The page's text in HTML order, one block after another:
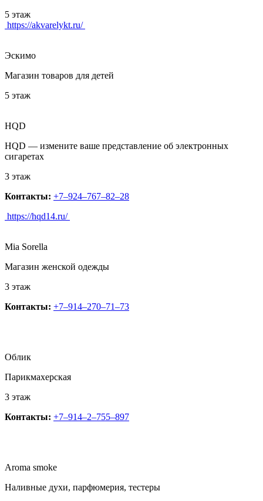
5 этаж
https://akvarelykt.ru/
Эскимо
Магазин товаров для детей
5 этаж
HQD
HQD — измените ваше представление об электронных
сигаретах
3 этаж
Контакты: +7‒924‒767‒82‒28
https://hqd14.ru/
Mia Sorella
Магазин женской одежды
3 этаж
Контакты: +7‒914‒270‒71‒73
Облик
Парикмахерская
3 этаж
Контакты: +7‒914‒2‒755‒897
Aroma smoke
Наливные духи, парфюмерия, тестеры